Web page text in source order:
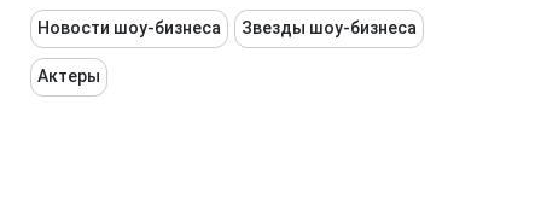
Новости шоу-бизнеса Звезды шоу-бизнеса
Актеры